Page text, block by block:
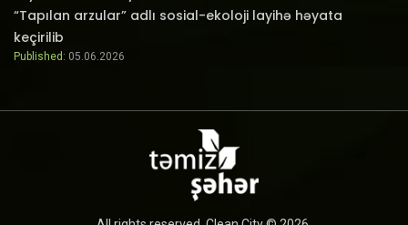
“Tapılan arzular” adlı sosial-ekoloji layihə həyata
keçirilib
Published: 05.06.2026